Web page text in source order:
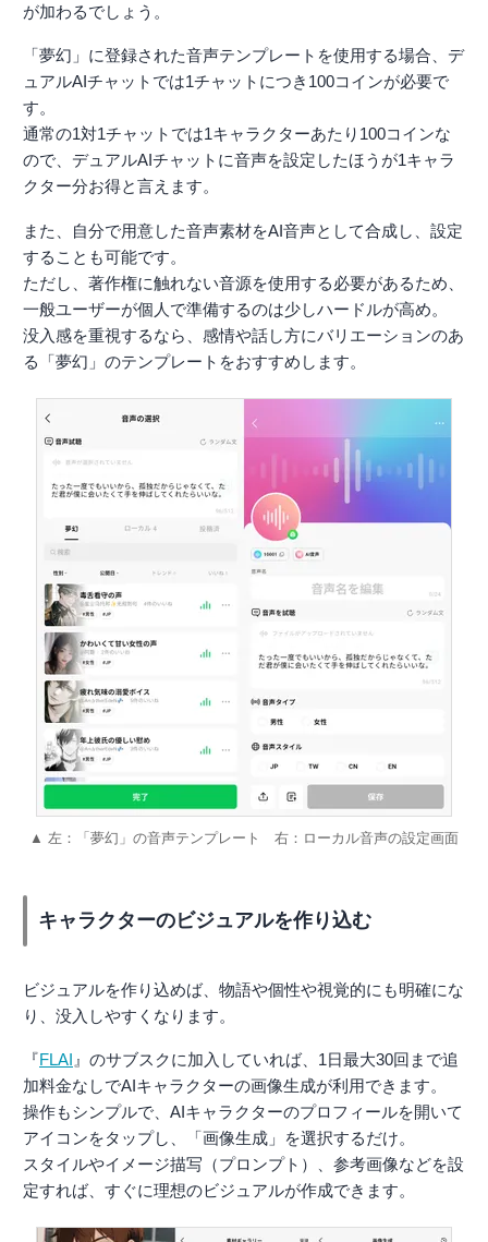
が加わるでしょう。
「夢幻」に登録された音声テンプレートを使用する場合、デ
ュアルAIチャットでは1チャットにつき100コインが必要で
す。
通常の1対1チャットでは1キャラクターあたり100コインな
ので、デュアルAIチャットに音声を設定したほうが1キャラ
クター分お得と言えます。
また、自分で用意した音声素材をAI音声として合成し、設定
することも可能です。
ただし、著作権に触れない音源を使用する必要があるため、
一般ユーザーが個人で準備するのは少しハードルが高め。
没入感を重視するなら、感情や話し方にバリエーションのあ
る「夢幻」のテンプレートをおすすめします。
▲ 左：「夢幻」の音声テンプレート 右：ローカル音声の設定画面
キャラクターのビジュアルを作り込む
ビジュアルを作り込めば、物語や個性や視覚的にも明確にな
り、没入しやすくなります。
『FLAI 』のサブスクに加入していれば、1日最大30回まで追
加料金なしでAIキャラクターの画像生成が利用できます。
操作もシンプルで、AIキャラクターのプロフィールを開いて
アイコンをタップし、「画像生成」を選択するだけ。
スタイルやイメージ描写（プロンプト）、参考画像などを設
定すれば、すぐに理想のビジュアルが作成できます。